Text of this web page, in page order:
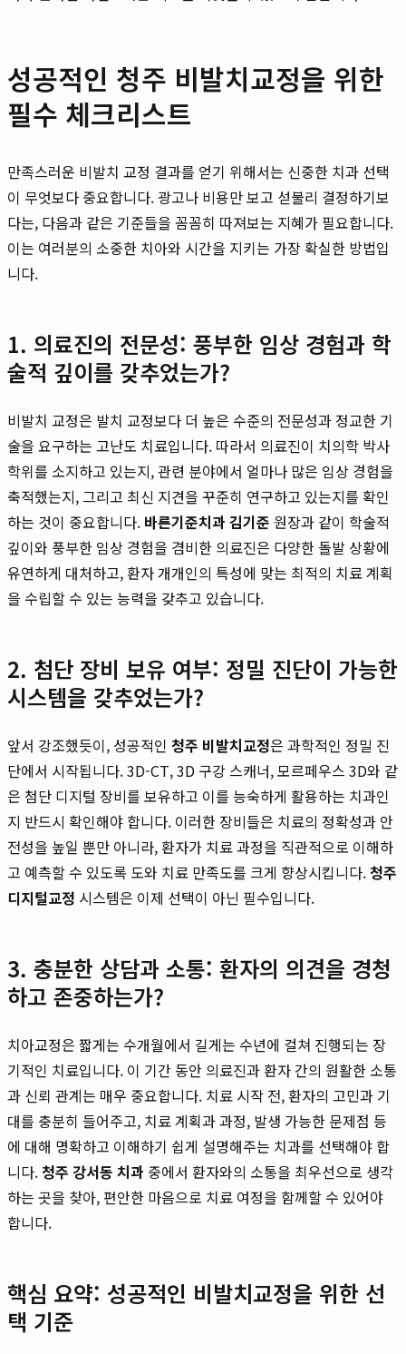
성공적인 청주 비발치교정을 위한
필수 체크리스트
만족스러운 비발치 교정 결과를 얻기 위해서는 신중한 치과 선택
이 무엇보다 중요합니다. 광고나 비용만 보고 섣불리 결정하기보
다는, 다음과 같은 기준들을 꼼꼼히 따져보는 지혜가 필요합니다.
이는 여러분의 소중한 치아와 시간을 지키는 가장 확실한 방법입
니다.
1. 의료진의 전문성: 풍부한 임상 경험과 학
술적 깊이를 갖추었는가?
비발치 교정은 발치 교정보다 더 높은 수준의 전문성과 정교한 기
술을 요구하는 고난도 치료입니다. 따라서 의료진이 치의학 박사
학위를 소지하고 있는지, 관련 분야에서 얼마나 많은 임상 경험을
축적했는지, 그리고 최신 지견을 꾸준히 연구하고 있는지를 확인
하는 것이 중요합니다. 바른기준치과 김기준 원장과 같이 학술적
깊이와 풍부한 임상 경험을 겸비한 의료진은 다양한 돌발 상황에
유연하게 대처하고, 환자 개개인의 특성에 맞는 최적의 치료 계획
을 수립할 수 있는 능력을 갖추고 있습니다.
2. 첨단 장비 보유 여부: 정밀 진단이 가능한
시스템을 갖추었는가?
앞서 강조했듯이, 성공적인 청주 비발치교정은 과학적인 정밀 진
단에서 시작됩니다. 3D-CT, 3D 구강 스캐너, 모르페우스 3D와 같
은 첨단 디지털 장비를 보유하고 이를 능숙하게 활용하는 치과인
지 반드시 확인해야 합니다. 이러한 장비들은 치료의 정확성과 안
전성을 높일 뿐만 아니라, 환자가 치료 과정을 직관적으로 이해하
고 예측할 수 있도록 도와 치료 만족도를 크게 향상시킵니다.청주
디지털교정 시스템은 이제 선택이 아닌 필수입니다.
3. 충분한 상담과 소통: 환자의 의견을 경청
하고 존중하는가?
치아교정은 짧게는 수개월에서 길게는 수년에 걸쳐 진행되는 장
기적인 치료입니다. 이 기간 동안 의료진과 환자 간의 원활한 소통
과 신뢰 관계는 매우 중요합니다. 치료 시작 전, 환자의 고민과 기
대를 충분히 들어주고, 치료 계획과 과정, 발생 가능한 문제점 등
에 대해 명확하고 이해하기 쉽게 설명해주는 치과를 선택해야 합
니다.청주 강서동 치과 중에서 환자와의 소통을 최우선으로 생각
하는 곳을 찾아, 편안한 마음으로 치료 여정을 함께할 수 있어야
합니다.
핵심 요약: 성공적인 비발치교정을 위한 선
택 기준